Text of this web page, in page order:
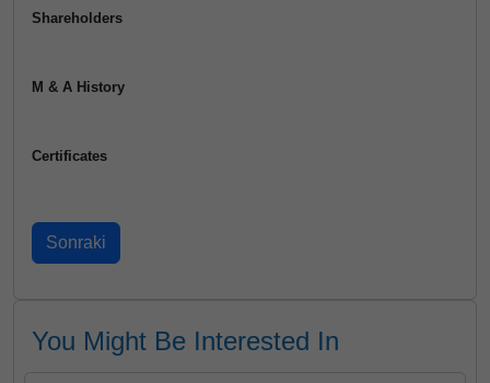
Shareholders
M & A History
Certificates
You Might Be Interested In